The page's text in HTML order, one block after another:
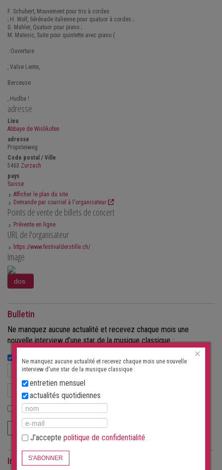
F. Schubert, Mouvement pour trio à cordes
; H. Wolf, Sérénade italienne pour quatuor à cordes ;
G. Mahler, Quatuor pour piano ;
M. Matesic, Suite pour quintette avec piano (
: Ouverture
, Valse Lente,
Berceuse
, Hudba !
adresse
Lieu
Abbaye de Wislikofen
adresse
Propsteiweg
Code postal / Ville
5463 Zurzach
pays
Suisse
Afficher le plan du site
Demande par courriel à l'organisateur
Points de vente de billets de concert
Prévente en ligne
URL de l'organisateur
https://www.festivalderstille.ch/
Image
Bulletin
Ne manquez aucune actualité et recevez chaque mois une
nouvelle interview d'une star de la musique classique :
J'accepte
S'ABONNER
Interviews comme magazine
×
Ne manquez aucune actualité et recevez chaque mois une nouvelle
interview d'une star de la musique classique :
entretien mensuel
actualités quotidiennes
J'accepte politique de confidentialité
S'ABONNER